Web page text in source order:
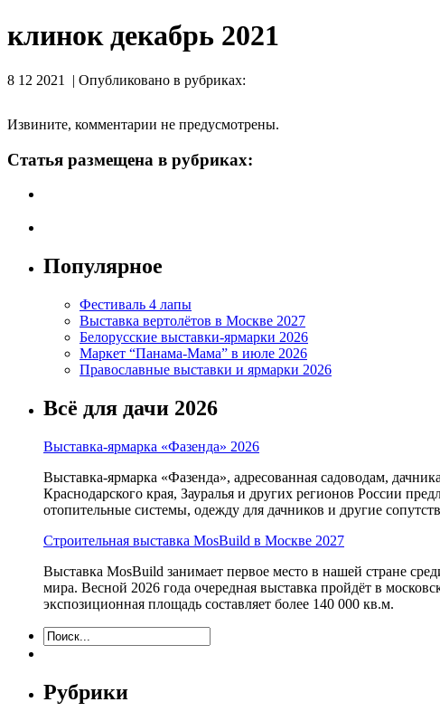
клинок декабрь 2021
8 12 2021 | Опубликовано в рубриках:
Извините, комментарии не предусмотрены.
Статья размещена в рубриках:
Популярное
Фестиваль 4 лапы
Выставка вертолётов в Москве 2027
Белорусские выставки-ярмарки 2026
Маркет “Панама-Мама” в июле 2026
Православные выставки и ярмарки 2026
Всё для дачи 2026
Выставка-ярмарка «Фазенда» 2026
Выставка-ярмарка «Фазенда», адресованная садоводам,
Краснодарского края, Зауралья и других регионов России
отопительные системы, одежду для дачников и другие
Строительная выставка MosBuild в Москве 2027
Выставка MosBuild занимает первое место в нашей стране
мира. Весной 2026 года очередная выставка пройдёт в
экспозиционная площадь составляет более 140 000 кв.м.
Рубрики